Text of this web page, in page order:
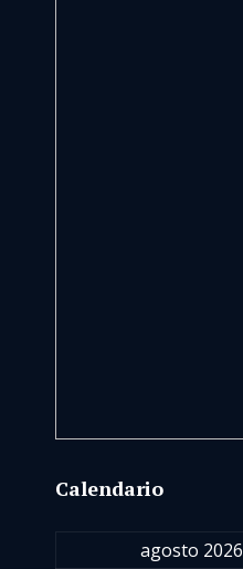
Calendario
agosto 2026